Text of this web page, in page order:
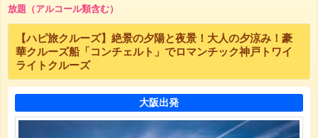
放題（アルコール類含む）
【ハピ旅クルーズ】絶景の夕陽と夜景！大人の夕涼み！豪
華クルーズ船「コンチェルト」でロマンチック神戸トワイ
ライトクルーズ
大阪出発